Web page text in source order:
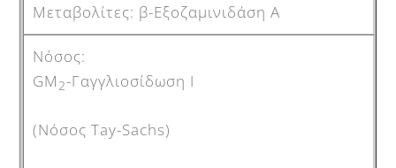
β-Εξοζαμινιδάση Α
GM 2-Γαγγλιοσίδωση Ι
(Νόσος Tay-Sachs)